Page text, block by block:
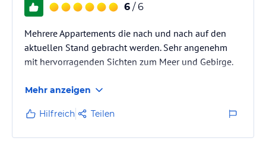
6 / 6
Mehrere Appartements die nach und nach auf den
aktuellen Stand gebracht werden. Sehr angenehm
mit hervorragenden Sichten zum Meer und Gebirge.
Mehr anzeigen
Hilfreich Teilen